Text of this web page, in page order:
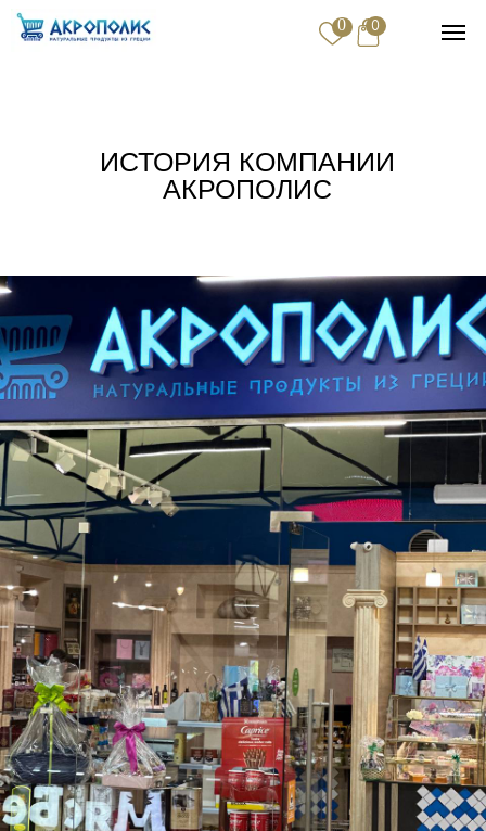
Контакты
Доставка и оплата
0 0
ИСТОРИЯ КОМПАНИИ
АКРОПОЛИС